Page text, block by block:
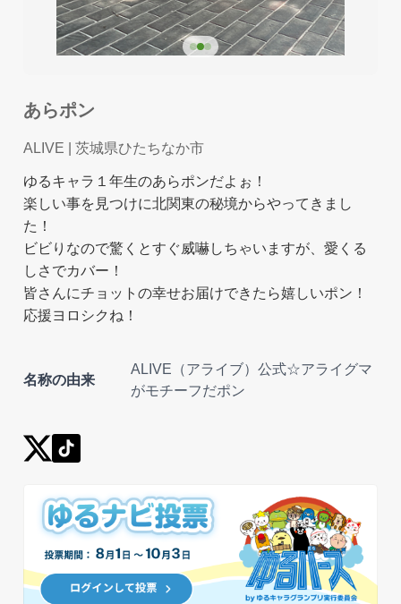
あらポン
ALIVE | 茨城県ひたちなか市
ゆるキャラ１年生のあらポンだよぉ！
楽しい事を見つけに北関東の秘境からやってきまし
た！
ビビりなので驚くとすぐ威嚇しちゃいますが、愛くる
しさでカバー！
皆さんにチョットの幸せお届けできたら嬉しいポン！
応援ヨロシクね！
名称の由来
ALIVE（アライブ）公式☆アライグマ
がモチーフだポン